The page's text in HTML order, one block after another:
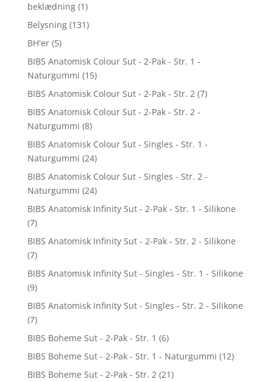
beklædning (1)
Belysning (131)
BH'er (5)
BIBS Anatomisk Colour Sut - 2-Pak - Str. 1 -
Naturgummi (15)
BIBS Anatomisk Colour Sut - 2-Pak - Str. 2 (7)
BIBS Anatomisk Colour Sut - 2-Pak - Str. 2 -
Naturgummi (8)
BIBS Anatomisk Colour Sut - Singles - Str. 1 -
Naturgummi (24)
BIBS Anatomisk Colour Sut - Singles - Str. 2 -
Naturgummi (24)
BIBS Anatomisk Infinity Sut - 2-Pak - Str. 1 - Silikone
(7)
BIBS Anatomisk Infinity Sut - 2-Pak - Str. 2 - Silikone
(7)
BIBS Anatomisk Infinity Sut - Singles - Str. 1 - Silikone
(9)
BIBS Anatomisk Infinity Sut - Singles - Str. 2 - Silikone
(7)
BIBS Boheme Sut - 2-Pak - Str. 1 (6)
BIBS Boheme Sut - 2-Pak - Str. 1 - Naturgummi (12)
BIBS Boheme Sut - 2-Pak - Str. 2 (21)